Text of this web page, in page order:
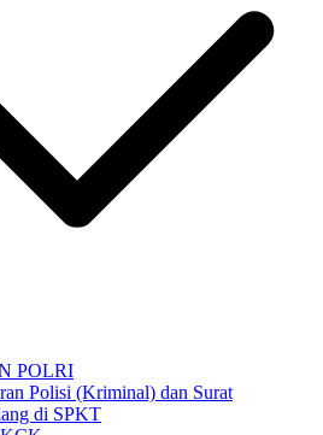
POLRI
Polisi (Kriminal) dan Surat
di SPKT